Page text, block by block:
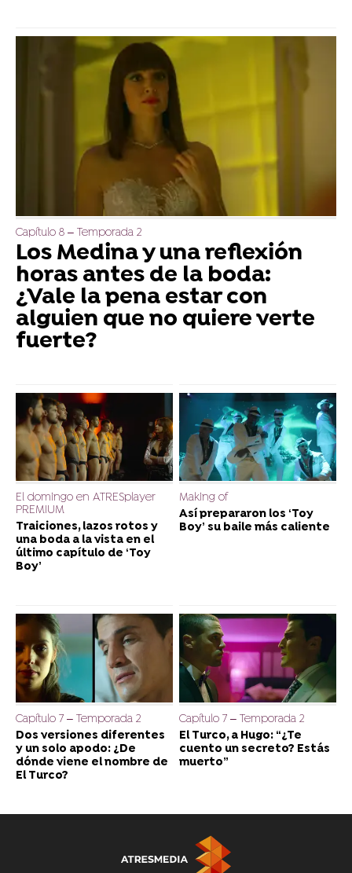
Capítulo 8 – Temporada 2
Los Medina y una reflexión
horas antes de la boda:
¿Vale la pena estar con
alguien que no quiere verte
fuerte?
El domingo en ATRESplayer
PREMIUM
Traiciones, lazos rotos y
una boda a la vista en el
último capítulo de ‘Toy
Boy’
Making of
Así prepararon los ‘Toy
Boy’ su baile más caliente
Capítulo 7 – Temporada 2
Dos versiones diferentes
y un solo apodo: ¿De
dónde viene el nombre de
El Turco?
Capítulo 7 – Temporada 2
El Turco, a Hugo: “¿Te
cuento un secreto? Estás
muerto”